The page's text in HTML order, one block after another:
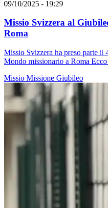
09/10/2025 - 19:29
Missio Svizzera al
Roma
Missio Svizzera ha preso parte il
Mondo missionario a Roma
Missio Missione Giubileo